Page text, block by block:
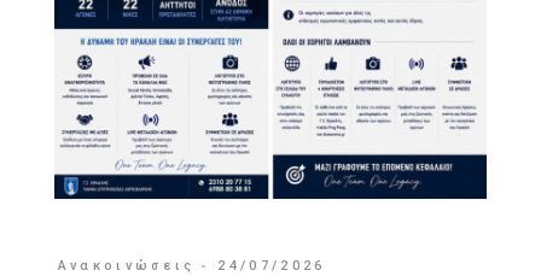
Ανακοινώσεις 24/07/2026